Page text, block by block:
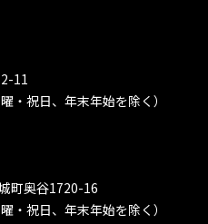
11
・祝日、年末年始を除く）
町奥谷1720-16
・祝日、年末年始を除く）